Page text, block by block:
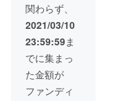
ランニング
中に思い浮
かんだもの
がほとんど
です。
日々スタッ
ヤマト
運輸ま
たは、
佐川急
便の
クール
便（冷
凍）で
お届け
価格
20,500
円を
49％OF
Fの
10,400
円でご
用意さ
関わらず、
2021/03/10
23:59:59ま
でに集まっ
た金額が
ファンディ